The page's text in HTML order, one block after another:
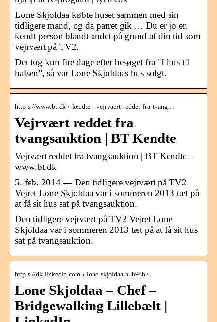
Lone Skjoldaa købte huset sammen med sin
tidligere mand, og da parret gik … Du er jo en
kendt person blandt andet på grund af din tid som
vejrvært på TV2.
Det tog kun fire dage efter besøget fra “I hus til
halsen”, så var Lone Skjoldaas hus solgt.
http s://www.bt.dk › kendte › vejrvaert-reddet-fra-tvang…
Vejrvært reddet fra
tvangsauktion | BT Kendte
Vejrvært reddet fra tvangsauktion | BT Kendte –
www.bt.dk
5. feb. 2014 — Den tidligere vejrvært på TV2
Vejret Lone Skjoldaa var i sommeren 2013 tæt på
at få sit hus sat på tvangsauktion.
Den tidligere vejrvært på TV2 Vejret Lone
Skjoldaa var i sommeren 2013 tæt på at få sit hus
sat på tvangsauktion.
http s://dk.linkedin.com › lone-skjoldaa-a5b98b7
Lone Skjoldaa – Chef –
Bridgewalking Lillebælt |